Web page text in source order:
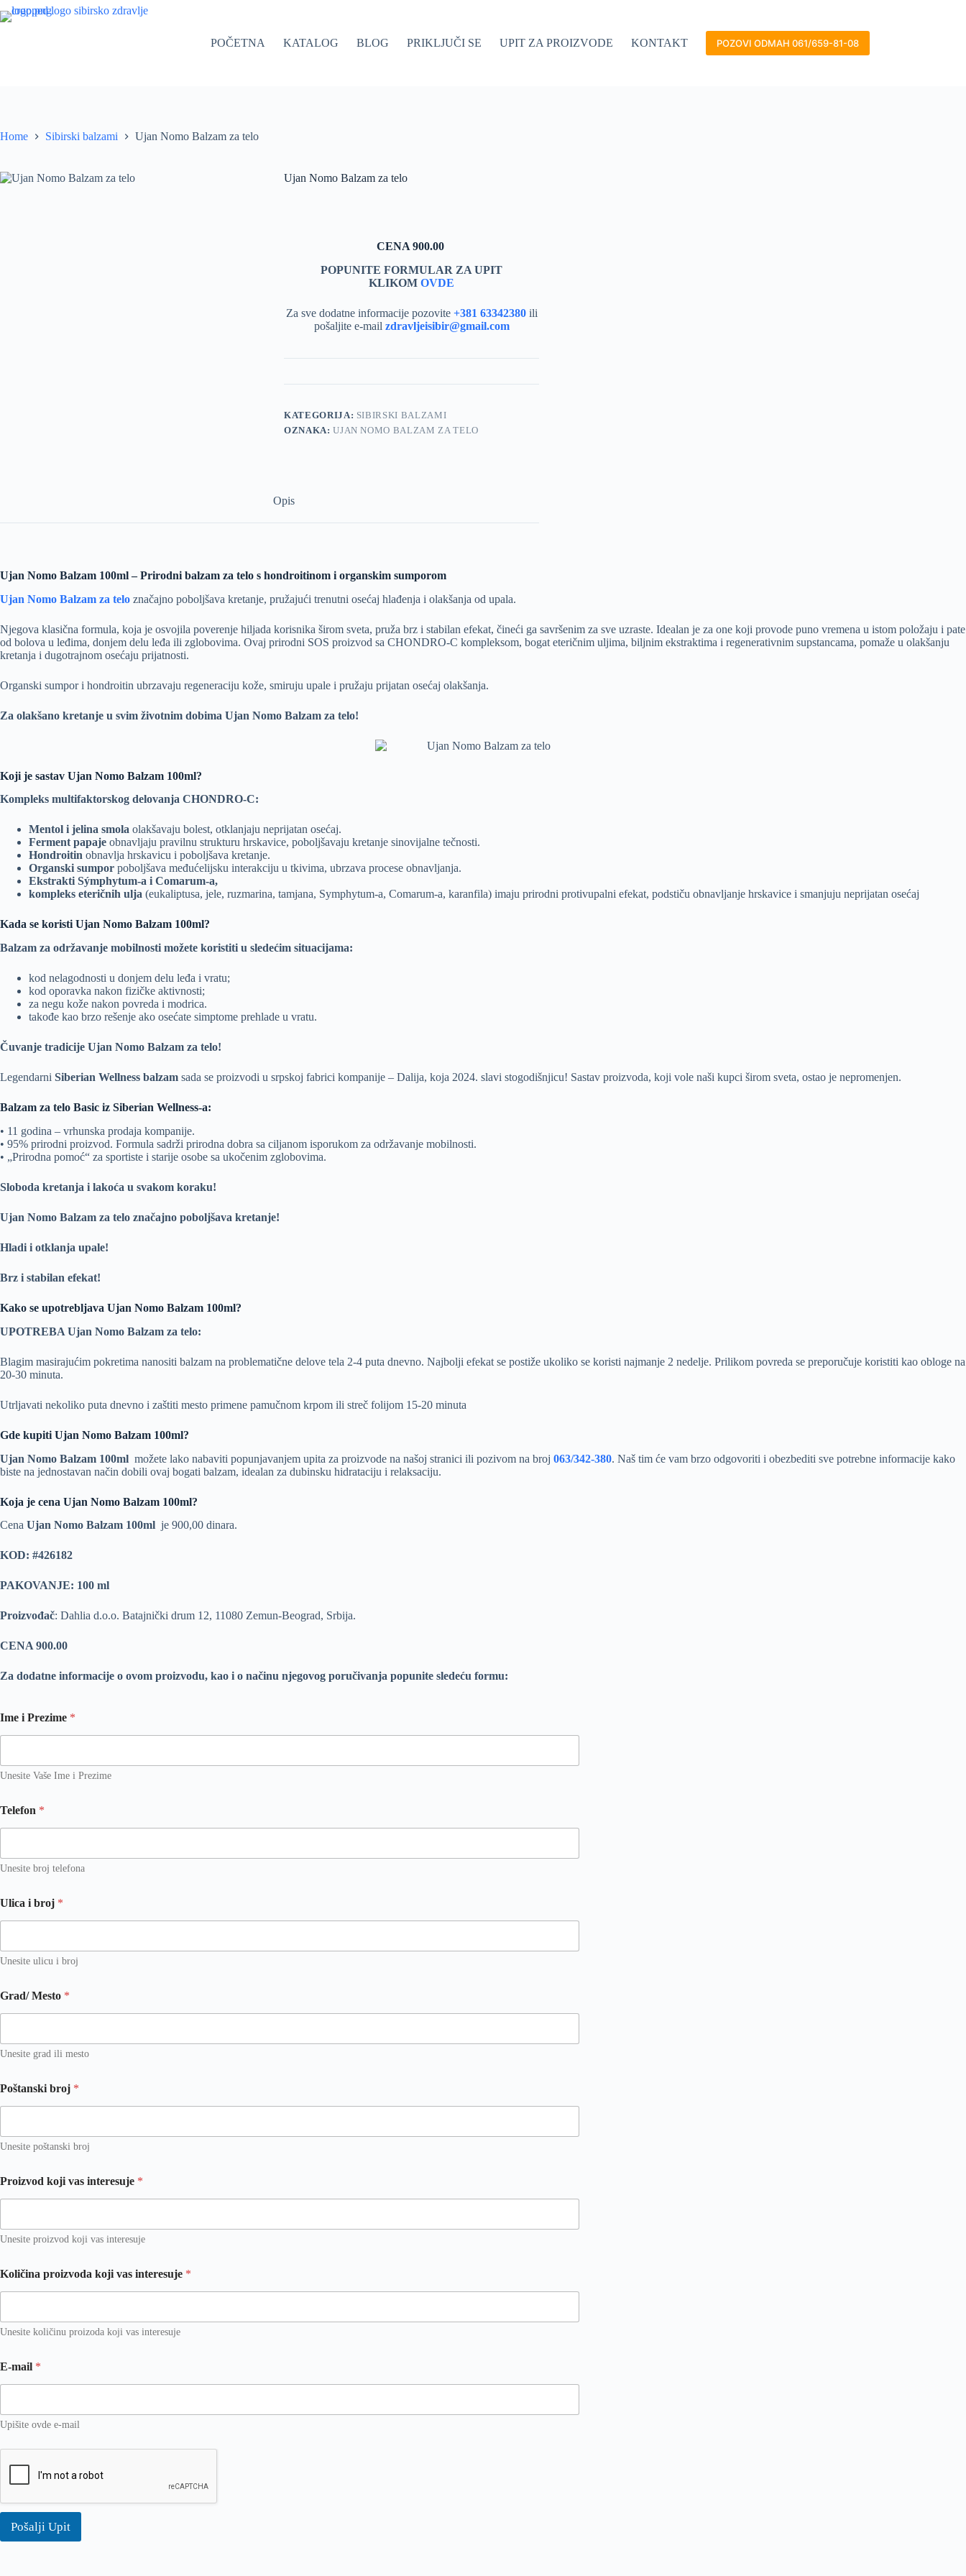
Skip
to
POČETNA
KATALOG BLOG PRIKLJUČI SE UPIT ZA PROIZVODE KONTAKT POZOVI ODMAH 061/659-81-08
Home Sibirski balzami Ujan Nomo Balzam za telo
Ujan Nomo Balzam za telo
CENA 900.00
POPUNITE FORMULAR ZA UPIT
KLIKOM OVDE
Za sve dodatne informacije pozovite +381 63342380 ili
pošaljite e-mail zdravljeisibir@gmail.com
KATEGORIJA: SIBIRSKI BALZAMI
OZNAKA:UJAN NOMO BALZAM ZA TELO
Opis
Ujan Nomo Balzam 100ml– Prirodni balzam za telo s hondroitinom i organskim sumporom
Ujan Nomo Balzam za telo značajno poboljšava kretanje, pružajući trenutni osećaj hlađenja i olakšanja od upala.
Njegova klasična formula, koja je osvojila poverenje hiljada korisnika širom sveta, pruža brz i stabilan efekat, čineći ga savršenim za sve uzraste. Idealan je za one koji provode puno vremena u istom položaju i pate
od bolova u leđima, donjem delu leđa ili zglobovima. Ovaj prirodni SOS proizvod sa CHONDRO-C kompleksom, bogat eteričnim uljima, biljnim ekstraktima i regenerativnim supstancama, pomaže u olakšanju
kretanja i dugotrajnom osećaju prijatnosti.
Organski sumpor i hondroitin ubrzavaju regeneraciju kože, smiruju upale i pružaju prijatan osećaj olakšanja.
Za olakšano kretanje u svim životnim dobima Ujan Nomo Balzam za telo!
Koji je sastav Ujan Nomo Balzam 100ml?
Kompleks multifaktorskog delovanja CHONDRO-C:
Мentol i jelina smola оlakšavaju bolest, otklanjaju neprijatan osećaj.
Ferment papaje obnavljaju pravilnu strukturu hrskavice, poboljšavaju kretanje sinovijalne tečnosti.
Hondroitin obnavlja hrskavicu i poboljšava kretanje.
Оrganski sumpor poboljšava međućelijsku interakciju u tkivima, ubrzava procese obnavljanja.
Ekstrakti Sýmphytum-a i Comarum-a,
kompleks eteričnih ulja (eukaliptusa, jele, ruzmarina, tamjana, Symphytum-a, Comarum-a, karanfila) imaju prirodni protivupalni efekat, podstiču obnavljanje hrskavice i smanjuju neprijatan osećaj
Kada se koristi Ujan Nomo Balzam 100ml?
Balzam za održavanje mobilnosti možete koristiti u sledećim situacijama:
kod nelagodnosti u donjem delu leđa i vratu;
kod oporavka nakon fizičke aktivnosti;
za negu kože nakon povreda i modrica.
takođe kao brzo rešenje ako osećate simptome prehlade u vratu.
Čuvanje tradicije Ujan Nomo Balzam za telo!
Legendarni Siberian Wellness balzam sada se proizvodi u srpskoj fabrici kompanije – Dalija, koja 2024. slavi stogodišnjicu! Sastav proizvoda, koji vole naši kupci širom sveta, ostao je nepromenjen.
Balzam za telo Basic iz Siberian Wellness-a:
• 11 godina – vrhunska prodaja kompanije.
• 95% prirodni proizvod. Formula sadrži prirodna dobra sa ciljanom isporukom za održavanje mobilnosti.
• „Prirodna pomoć“ za sportiste i starije osobe sa ukočenim zglobovima.
Sloboda kretanja i lakoća u svakom koraku!
Ujan Nomo Balzam za telo značajno poboljšava kretanje!
Hladi i otklanja upale!
Brz i stabilan efekat!
Kako se upotrebljava Ujan Nomo Balzam 100ml?
UPOTREBA Ujan Nomo Balzam za telo:
Blagim masirajućim pokretima nanositi balzam na problematične delove tela 2-4 puta dnevno. Najbolji efekat se postiže ukoliko se koristi najmanje 2 nedelje. Prilikom povreda se preporučuje koristiti kao obloge na
20-30 minuta.
Utrljavati nekoliko puta dnevno i zaštiti mesto primene pamučnom krpom ili streč folijom 15-20 minuta
Gde kupiti Ujan Nomo Balzam 100ml?
Ujan Nomo Balzam 100ml možete lako nabaviti popunjavanjem upita za proizvode na našoj stranici ili pozivom na broj 063/342-380. Naš tim će vam brzo odgovoriti i obezbediti sve potrebne informacije kako
biste na jednostavan način dobili ovaj bogati balzam, idealan za dubinsku hidrataciju i relaksaciju.
Koja je cena Ujan Nomo Balzam 100ml?
Cena Ujan Nomo Balzam 100ml je 900,00 dinara.
KOD: #426182
PAKOVANJE: 100 ml
Proizvođač: Dahlia d.o.o. Batajnički drum 12, 11080 Zemun-Beograd, Srbija.
CENA 900.00
Za dodatne informacije o ovom proizvodu, kao i o načinu njegovog poručivanja popunite sledeću formu:
Ime i Prezime *
Unesite Vaše Ime i Prezime
Telefon *
Unesite broj telefona
Ulica i broj *
Unesite ulicu i broj
Grad/ Mesto *
Unesite grad ili mesto
Poštanski broj *
Unesite poštanski broj
n
t
e
j
e
r
o
Proizvod koji vas interesuje *
Unesite proizvod koji vas interesuje
Količina proizvoda koji vas interesuje *
Unesite količinu proizoda koji vas interesuje
E-mail *
Upišite ovde e-mail
Pošalji Upit